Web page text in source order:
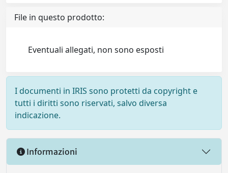
File in questo prodotto:
Eventuali allegati, non sono esposti
I documenti in IRIS sono protetti da copyright e
tutti i diritti sono riservati, salvo diversa
indicazione.
Informazioni